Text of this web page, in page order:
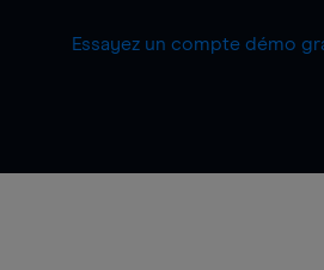
Essayez un compte démo